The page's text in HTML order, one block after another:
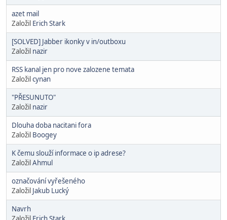
azet mail
Založil Erich Stark
[SOLVED] Jabber ikonky v in/outboxu
Založil nazir
RSS kanal jen pro nove zalozene temata
Založilcynan
"PŘESUNUTO"
Založil nazir
Dlouha doba nacitani fora
Založil Boogey
K čemu slouží informace o ip adrese?
ZaložilAhmul
označování vyřešeného
Založil Jakub Lucký
Navrh